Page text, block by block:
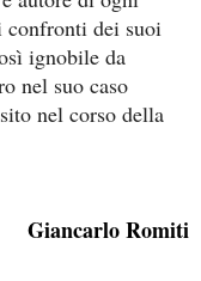
confronti dei suoi
ignobile da
nel suo caso
nel corso della
Giancarlo Romiti